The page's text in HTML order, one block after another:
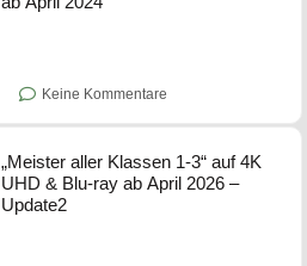
Keine Kommentare
„Meister aller Klassen 1-3“ auf 4K
UHD & Blu-ray ab April 2026 –
Update2